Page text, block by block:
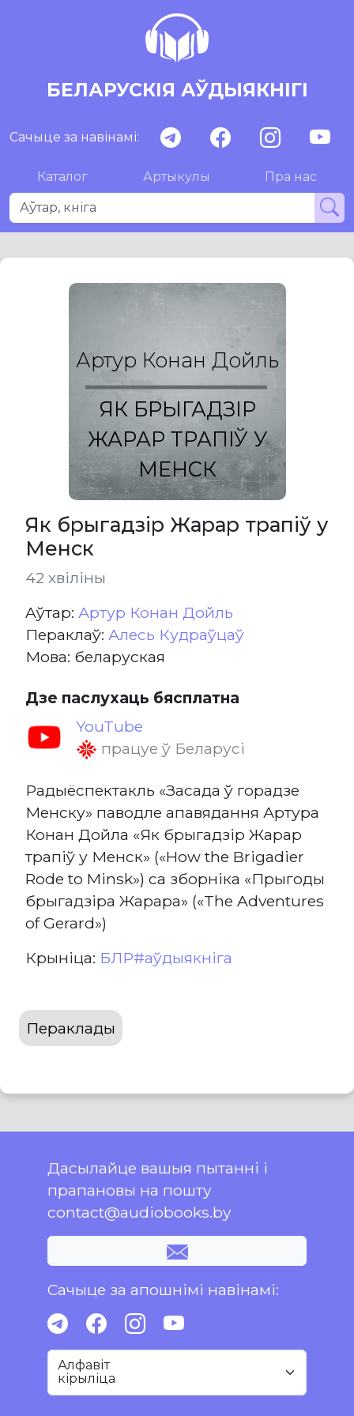
БЕЛАРУСКІЯ АЎДЫЯКНІГІ
Сачыце за навінамі:
Каталог Артыкулы Пра нас
Артур Конан Дойль
ЯК БРЫГАДЗІР
ЖАРАР ТРАПІЎ У
МЕНСК
Як брыгадзір Жарар трапіў у
Менск
42 хвіліны
Aўтар: Артур Конан Дойль
Пераклаў: Алесь Кудраўцаў
Мова: беларуская
Дзе паслухаць бясплатна
YouTube
працуе ў Беларусі
Радыёспектакль «Засада ў горадзе
Менску» паводле апавядання Артура
Конан Дойла «Як брыгадзір Жарар
трапіў у Менск» («How the Brigadier
Rode to Minsk») са зборніка «Прыгоды
брыгадзіра Жарара» («The Adventures
of Gerard»)
Крыніца: БЛР#aўдыякніга
Пераклады
Дасылайце вашыя пытанні і
прапановы на пошту
contact@audiobooks.by
Сачыце за апошнімі навінамі:
Алфавіт